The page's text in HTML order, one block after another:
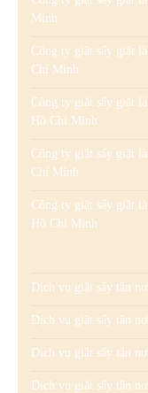
Minh
Công ty giặt sấy giặt
Chí Minh
Công ty giặt sấy giặt
Hồ Chí Minh
Công ty giặt sấy giặt
Chí Minh
Công ty giặt sấy giặt
Hồ Chí Minh
Dịch vụ giặt sấy tận
Dịch vụ giặt sấy tận
Dịch vụ giặt sấy tận
Dịch vụ giặt sấy tận